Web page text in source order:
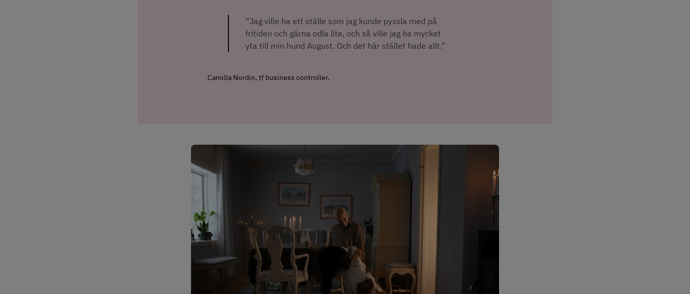
“Jag ville ha ett ställe som jag kunde pyssla med på
fritiden och gärna odla lite, och så ville jag ha mycket
yta till min hund August. Och det här stället hade allt.”
Camilla Nordin, tf business controller.